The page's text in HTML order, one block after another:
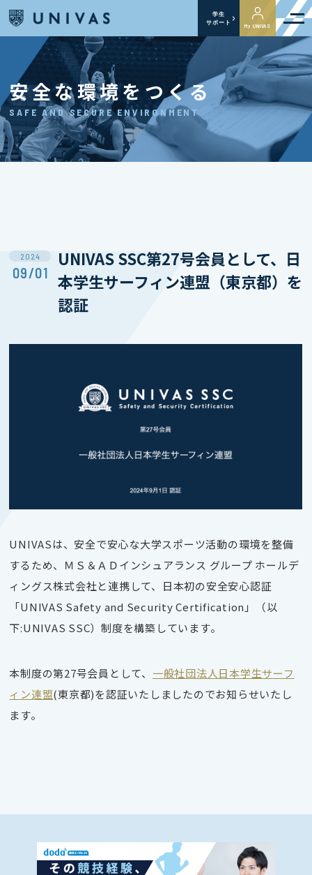
学生
サポート
My UNIVAS
安全な環境をつくる
SAFE AND SECURE ENVIRONMENT
2024
09/01
UNIVAS SSC第27号会員として、日
本学生サーフィン連盟（東京都）を
認証
UNIVASは、安全で安心な大学スポーツ活動の環境を整備
するため、ＭＳ＆ＡＤインシュアランス グループ ホールデ
ィングス株式会社と連携して、日本初の安全安心認証
「UNIVAS Safety and Security Certification」（以
下:UNIVAS SSC）制度を構築しています。
本制度の第27号会員として、 一般社団法人日本学生サーフ
ィン連盟(東京都)を認証いたしましたのでお知らせいたし
ます。